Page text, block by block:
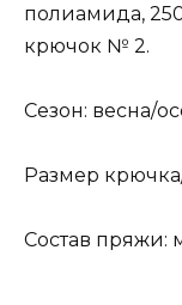
полиамида,
крючок № 2.
Сезон: весна/
Размер
Состав пряжи: